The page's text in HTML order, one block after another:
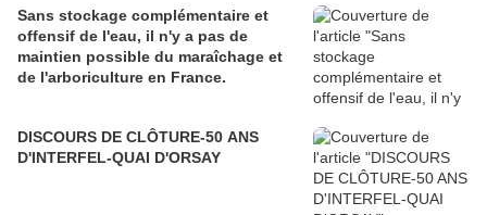
Sans stockage complémentaire et
offensif de l'eau, il n'y a pas de
maintien possible du maraîchage et
de l'arboriculture en France.
DISCOURS DE CLÔTURE-50 ANS
D'INTERFEL-QUAI D'ORSAY